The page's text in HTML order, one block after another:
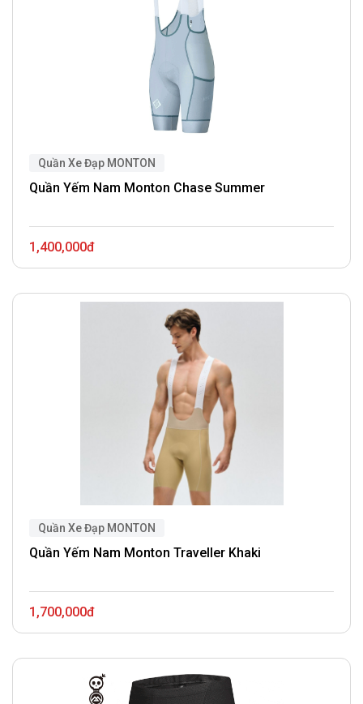
Quần Xe Đạp MONTON
Quần Yếm Nam Monton Chase Summer
1,400,000đ
Quần Xe Đạp MONTON
Quần Yếm Nam Monton Traveller Khaki
1,700,000đ